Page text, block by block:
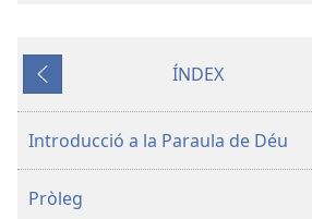
publicacions
Bíblia.
Traducció
La
Traducció
del
Anterior
ÍNDEX
Introducció a la Paraula de Déu
Pròleg